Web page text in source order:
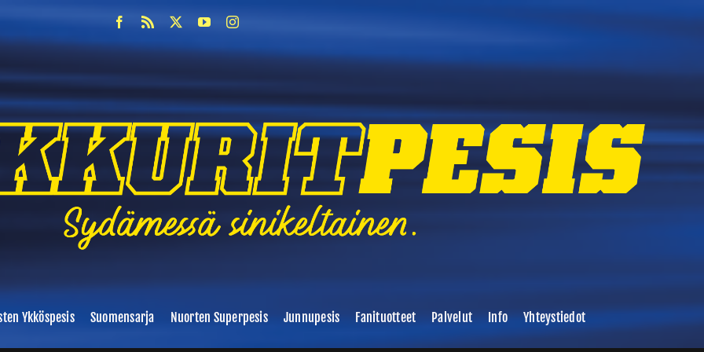
Ykköspesis Suomensarja Nuorten Superpesis Junnupesis Fanituotteet Palvelut Info Yhteystiedot